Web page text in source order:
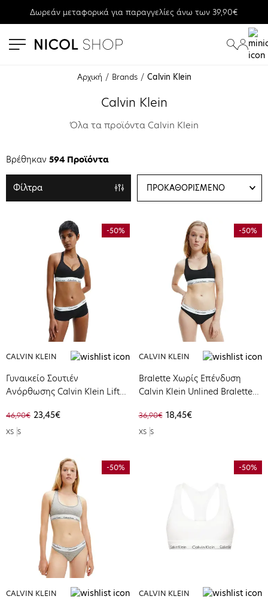
Δωρεάν μεταφορικά για παραγγελίες άνω των 39,90€
Αρχική Brands Calvin Klein
Calvin Klein
Όλα τα προϊόντα Calvin Klein
Βρέθηκαν 594 Προϊόντα
Φίλτρα
-50%
CALVIN KLEIN
Γυναικείο Σουτιέν
Ανόρθωσης Calvin Klein Lift
001
46,90€ 23,45€
XS S
-50%
CALVIN KLEIN
Bralette Χωρίς Επένδυση
Calvin Klein Unlined Bralette
36,90€ 18,45€
XS S
-50%
CALVIN KLEIN
-50%
CALVIN KLEIN